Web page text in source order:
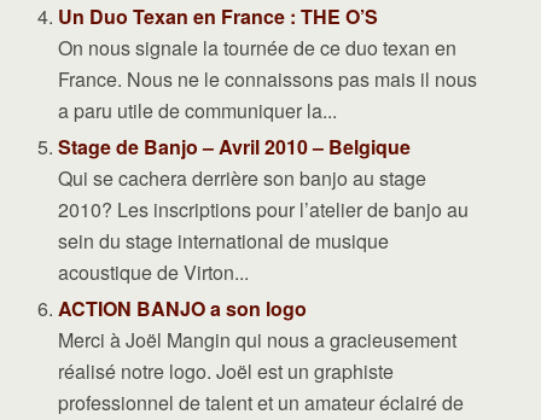
Un Duo Texan en France : THE O’S
On nous signale la tournée de ce duo texan en
France. Nous ne le connaissons pas mais il nous
a paru utile de communiquer la...
Stage de Banjo – Avril 2010 – Belgique
Qui se cachera derrière son banjo au stage
2010? Les inscriptions pour l’atelier de banjo au
sein du stage international de musique
acoustique de Virton...
ACTION BANJO a son logo
Merci à Joël Mangin qui nous a gracieusement
réalisé notre logo. Joël est un graphiste
professionnel de talent et un amateur éclairé de